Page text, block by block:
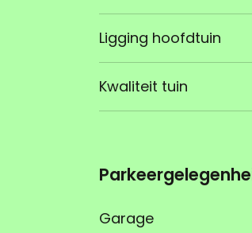
Ligging hoofdtuin
Kwaliteit tuin
Garage